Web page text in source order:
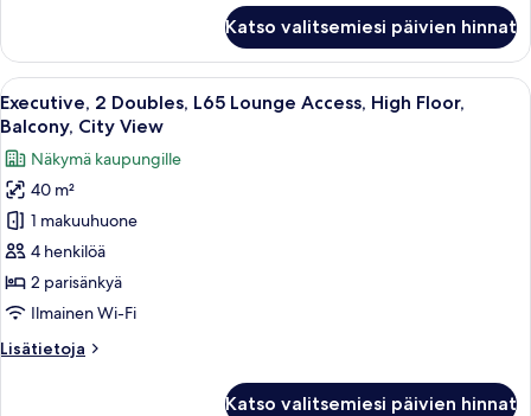
Balconies,
Panoramic
View
kuvat
1
King,
L65
Lounge
High
Floor,
2
Balconies,
Panoramic
Katso valitsemiesi päivien hinnat
Avaa
kaikki
huonetyypin
Executive,
2
Doubles,
L65
Lounge
Access,
Floor,
Executive, 2 Doubles, L65 Lounge
8
Executive, 2 Doubles, L65 Lounge Access, High Floor,
Balcony, City View
Näkymä kaupungille
40 m²
1 makuuhuone
4 henkilöä
2 parisänkyä
Ilmainen Wi-Fi
Lisätietoja
Lisätietoja
Katso valitsemiesi päivien hinnat